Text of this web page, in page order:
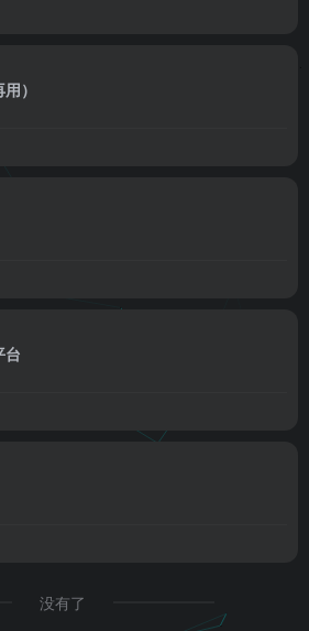
）
台
没有了